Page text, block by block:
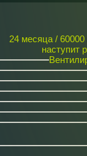
24 месяца / 60000
наступит